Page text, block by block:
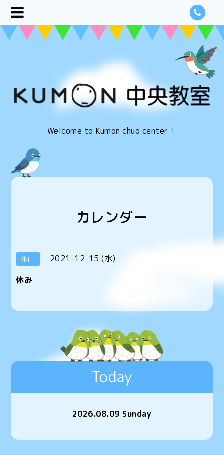
Welcome to Kumon chuo center！
カレンダー
休日
2021-12-15 (水)
休み
Today
2026.08.09 Sunday